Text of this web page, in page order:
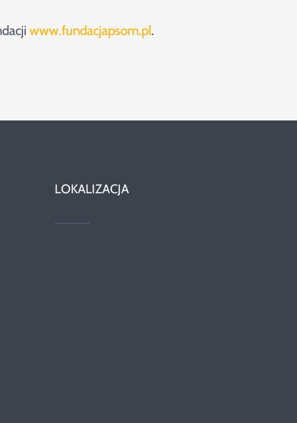
www.fundacjapsom.pl.
LOKALIZACJA